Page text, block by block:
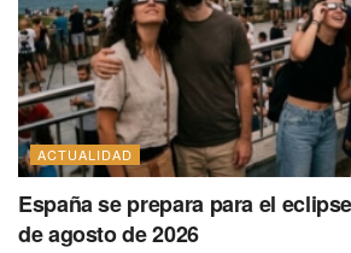
ACTUALIDAD
España se prepara para el
de agosto de 2026